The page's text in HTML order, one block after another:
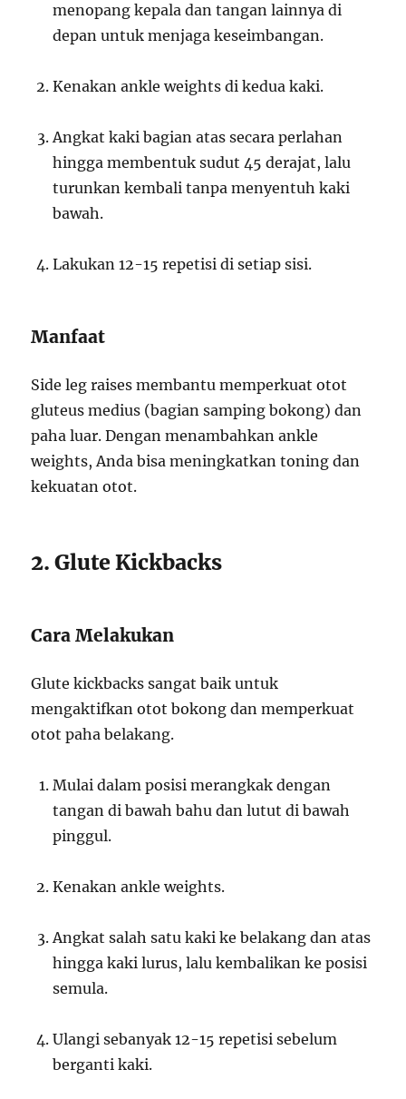
menopang kepala dan tangan lainnya di
depan untuk menjaga keseimbangan.
Kenakan ankle weights di kedua kaki.
Angkat kaki bagian atas secara perlahan
hingga membentuk sudut 45 derajat, lalu
turunkan kembali tanpa menyentuh kaki
bawah.
Lakukan 12-15 repetisi di setiap sisi.
Manfaat
Side leg raises membantu memperkuat otot
gluteus medius (bagian samping bokong) dan
paha luar. Dengan menambahkan ankle
weights, Anda bisa meningkatkan toning dan
kekuatan otot.
2. Glute Kickbacks
Cara Melakukan
Glute kickbacks sangat baik untuk
mengaktifkan otot bokong dan memperkuat
otot paha belakang.
Mulai dalam posisi merangkak dengan
tangan di bawah bahu dan lutut di bawah
pinggul.
Kenakan ankle weights.
Angkat salah satu kaki ke belakang dan atas
hingga kaki lurus, lalu kembalikan ke posisi
semula.
Ulangi sebanyak 12-15 repetisi sebelum
berganti kaki.